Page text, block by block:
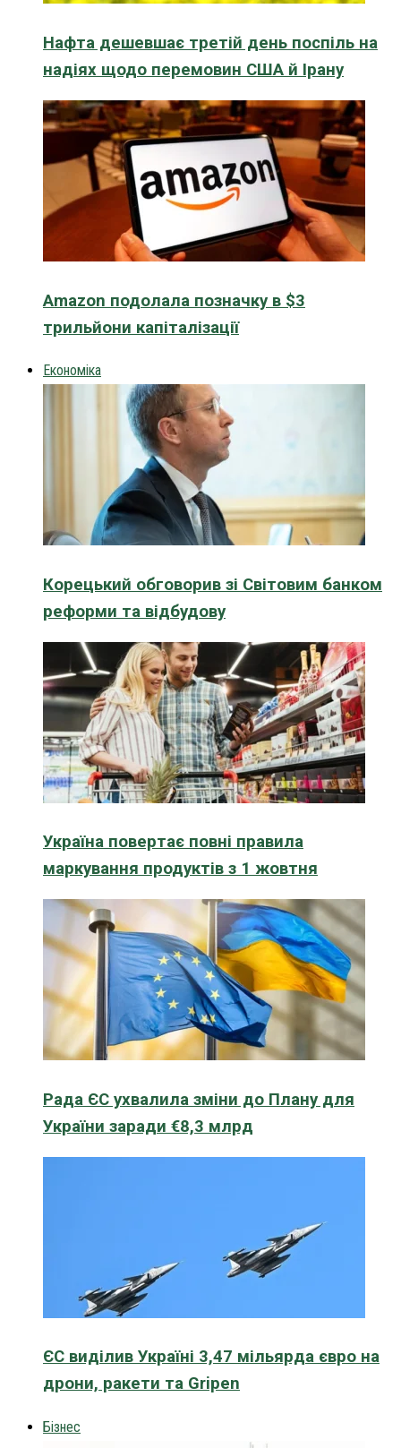
Нафта дешевшає третій день поспіль на
надіях щодо перемовин США й Ірану
Amazon подолала позначку в $3
трильйони капіталізації
Економіка
Корецький обговорив зі Світовим банком
реформи та відбудову
Україна повертає повні правила
маркування продуктів з 1 жовтня
Рада ЄС ухвалила зміни до Плану для
України заради €8,3 млрд
ЄС виділив Україні 3,47 мільярда євро на
дрони, ракети та Gripen
Бізнес